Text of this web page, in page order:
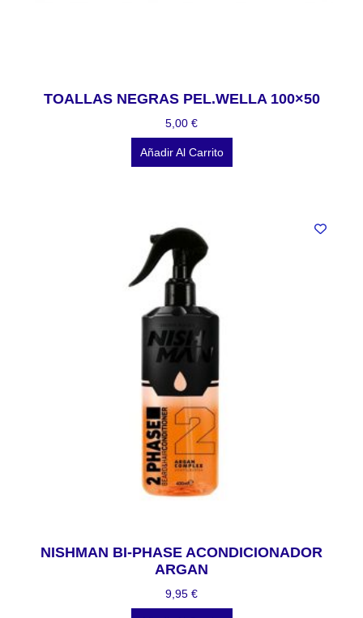
TOALLAS NEGRAS PEL.WELLA 100×50
5,00 €
Añadir Al Carrito
NISHMAN BI-PHASE ACONDICIONADOR
ARGAN
9,95 €